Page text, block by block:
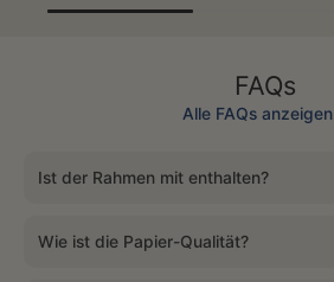
FAQs
Alle FAQs anzeigen
Ist der Rahmen mit enthalten?
Wie ist die Papier-Qualität?